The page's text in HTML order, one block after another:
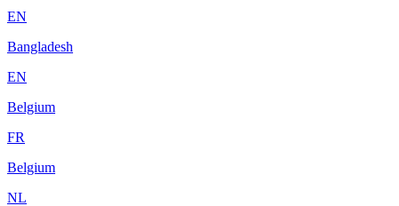
EN
Bangladesh
EN
Belgium
FR
Belgium
NL